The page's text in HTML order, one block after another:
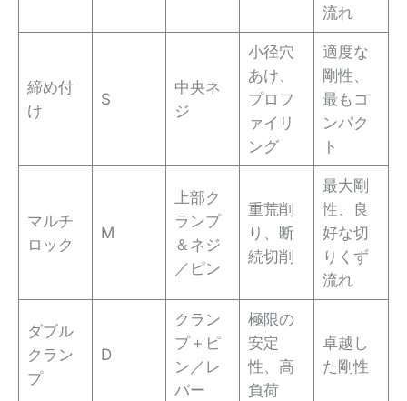
流れ
締め付
け
S
中央ネ
ジ
小径穴
あけ、
プロフ
ァイリ
ング
適度な
剛性、
最もコ
ンパク
ト
マルチ
ロック
M
上部ク
ランプ
＆ネジ
／ピン
重荒削
り、断
続切削
最大剛
性、良
好な切
りくず
流れ
ダブル
クラン
プ
D
クラン
プ＋ピ
ン／レ
バー
極限の
安定
性、高
負荷
卓越し
た剛性